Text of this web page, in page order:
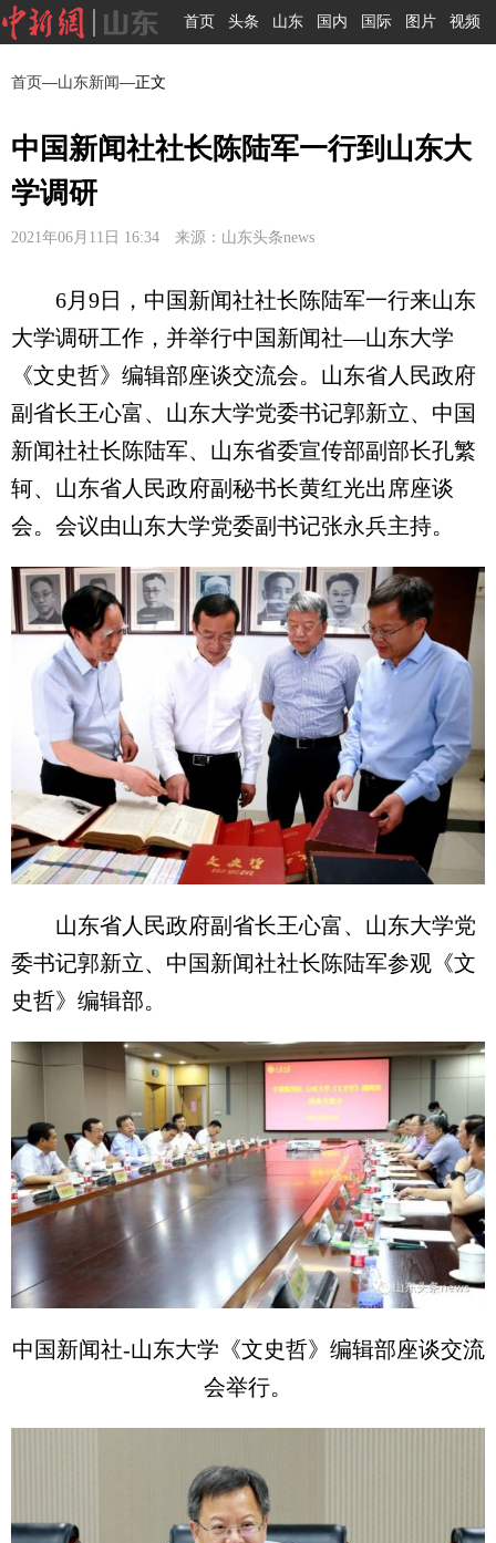
首页 头条 山东 国内 国际 图片 视频
首页—山东新闻—正文
中国新闻社社长陈陆军一行到山东大
学调研
2021年06月11日 16:34 来源：山东头条news
6月9日，中国新闻社社长陈陆军一行来山东
大学调研工作，并举行中国新闻社—山东大学
《文史哲》编辑部座谈交流会。山东省人民政府
副省长王心富、山东大学党委书记郭新立、中国
新闻社社长陈陆军、山东省委宣传部副部长孔繁
轲、山东省人民政府副秘书长黄红光出席座谈
会。会议由山东大学党委副书记张永兵主持。
山东省人民政府副省长王心富、山东大学党
委书记郭新立、中国新闻社社长陈陆军参观《文
史哲》编辑部。
中国新闻社-山东大学《文史哲》编辑部座谈交流
会举行。